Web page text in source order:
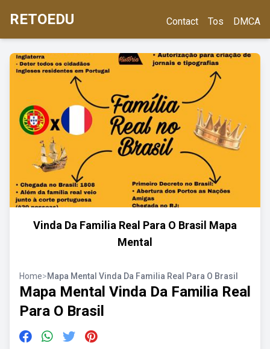
RETOEDU Contact Tos DMCA
Vinda Da Familia Real Para O Brasil Mapa
Mental
Home>Mapa Mental Vinda Da Familia Real Para O Brasil
Mapa Mental Vinda Da Familia Real
Para O Brasil